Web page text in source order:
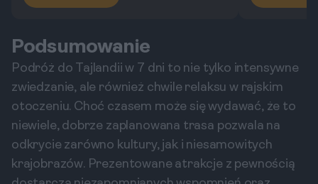
Podsumowanie
Podróż do Tajlandii w 7 dni to nie tylko intensywne
zwiedzanie, ale również chwile relaksu w rajskim
otoczeniu. Choć czasem może się wydawać, że to
niewiele, dobrze zaplanowana trasa pozwala na
odkrycie zarówno kultury, jak i niesamowitych
krajobrazów. Prezentowane atrakcje z pewnością